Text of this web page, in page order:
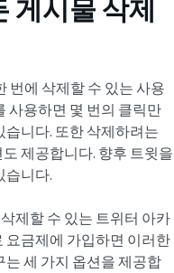
게시물 삭제
번에 삭제할 수 있는 사용
사용하면 몇 번의 클릭만
습니다. 또한 삭제하려는
제공합니다. 향후 트윗을
습니다.
제할 수 있는 트위터 아카
요금제에 가입하면 이러한
는 세 가지 옵션을 제공합